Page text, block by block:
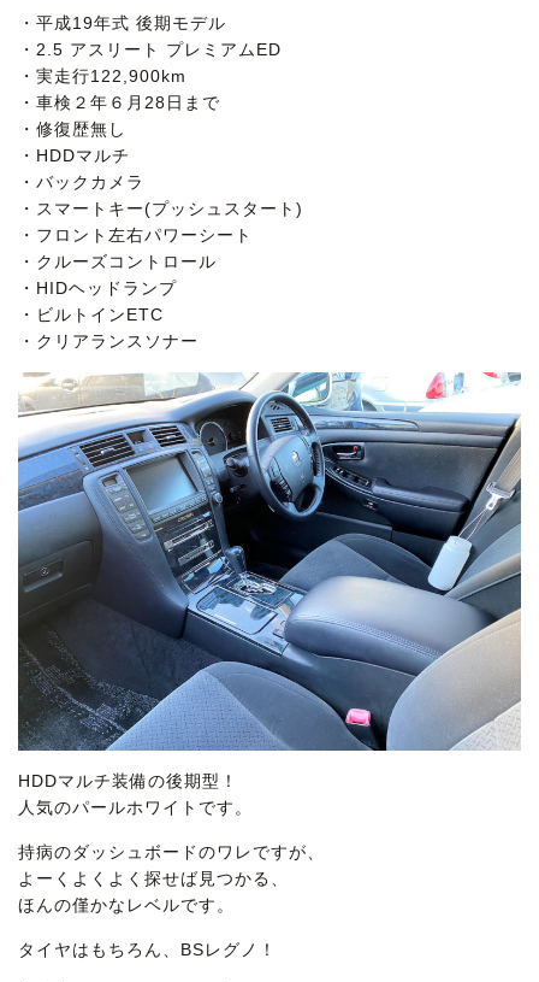
・平成19年式 後期モデル
・2.5 アスリート プレミアムED
・実走行122,900km
・車検２年６月28日まで
・修復歴無し
・HDDマルチ
・バックカメラ
・スマートキー(プッシュスタート)
・フロント左右パワーシート
・クルーズコントロール
・HIDヘッドランプ
・ビルトインETC
・クリアランスソナー
HDDマルチ装備の後期型！
人気のパールホワイトです。
持病のダッシュボードのワレですが、
よーくよくよく探せば見つかる、
ほんの僅かなレベルです。
タイヤはもちろん、BSレグノ！